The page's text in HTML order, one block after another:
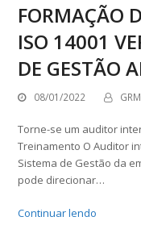
FORMAÇÃO
ISO 14001
DE GESTÃO
08/01/2022
Torne-se um auditor
Treinamento O Auditor
Sistema de Gestão da
pode direcionar…
Continuar lendo